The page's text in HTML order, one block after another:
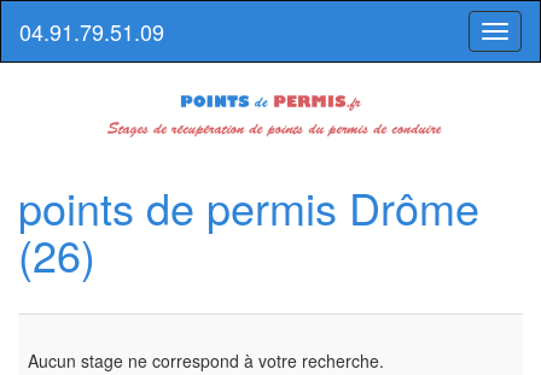
04.91.79.51.09
points de permis Drôme
(26)
Aucun stage ne correspond à votre recherche.